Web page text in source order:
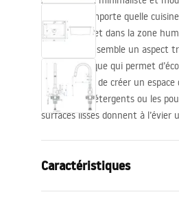
design de n’importe quelle
travail complet dans la zone
confère à l’ensemble un
modèle pratique qui permet
il est possible de créer un
paquets de détergents ou les
surfaces lisses donnent à
Caractéristiques